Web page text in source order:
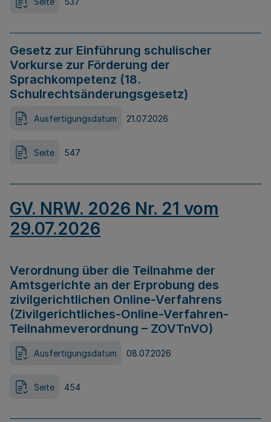
Gesetz zur Einführung schulischer
Vorkurse zur Förderung der
Sprachkompetenz (18.
Schulrechtsänderungsgesetz)
Ausfertigungsdatum 21.07.2026
Seite 547
GV. NRW. 2026 Nr. 21 vom
29.07.2026
Verordnung über die Teilnahme der
Amtsgerichte an der Erprobung des
zivilgerichtlichen Online-Verfahrens
(Zivilgerichtliches-Online-Verfahren-
Teilnahmeverordnung – ZOVTnVO)
Ausfertigungsdatum 08.07.2026
Seite 454